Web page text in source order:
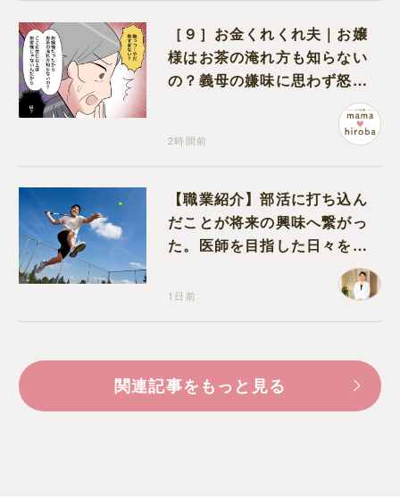
［９］お金くれくれ夫｜お嬢
様はお茶の淹れ方も知らない
の？義母の嫌味に思わず怒り
2時間前
【職業紹介】部活に打ち込ん
だことが将来の興味へ繋がっ
た。医師を目指した日々を振
1日前
関連記事をもっと見る